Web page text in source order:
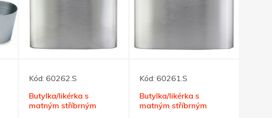
Kód:60262.S
Butylka/likérka s
matným stříbrným
Kód:60261.S
Butylka/likérka s
matným stříbrným